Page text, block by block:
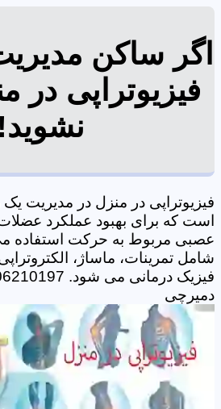
اگر ساکن
فیزیوتراپی در
نشوید!
فیزیوتراپی در منزل در مدیریت
است که برای بهبود عملکرد
عصبی مربوط به حرکت استفاده
شامل تمرینات، ماساژ،
دمیرچی